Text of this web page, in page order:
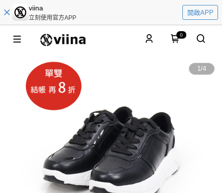
viina
立刻使用官方APP
開啟APP
0
1/4